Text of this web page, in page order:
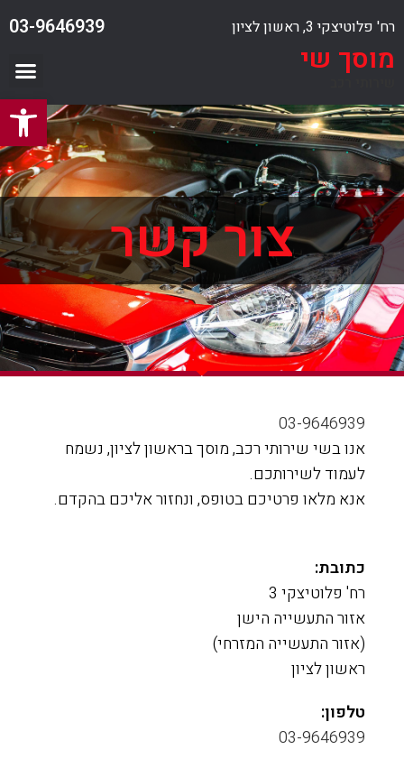
פתח סרגל נגישות
רח' פלוטיצקי 3, ראשון לציון 03-9646939
מוסך שי
צור קשר
03-9646939
אנו בשי שירותי רכב, מוסך בראשון לציון, נשמח
לעמוד לשירותכם.
אנא מלאו פרטיכם בטופס, ונחזור אליכם בהקדם.
כתובת:
רח' פלוטיצקי 3
אזור התעשייה הישן
(אזור התעשייה המזרחי)
ראשון לציון
טלפון:
03-9646939